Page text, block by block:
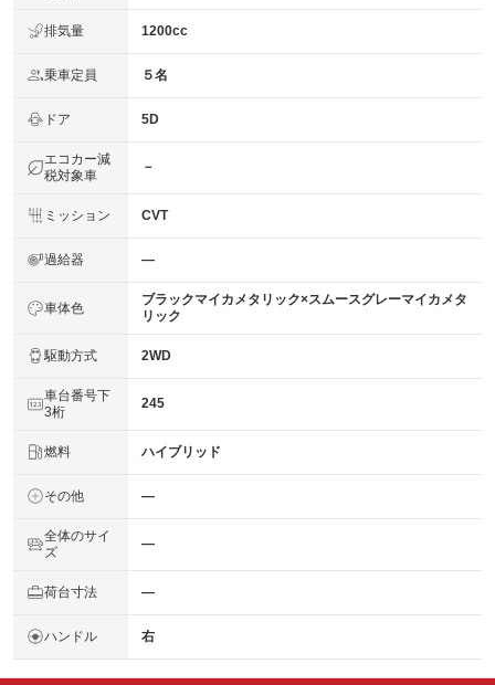
排気量 1200cc
乗車定員 ５名
ドア 5D
エコカー減
税対象車
－
ミッション CVT
過給器 ―
車体色
ブラックマイカメタリック×スムースグレーマイカメタ
リック
駆動方式 2WD
車台番号下
3桁
245
燃料 ハイブリッド
その他 ―
全体のサイ
ズ
―
荷台寸法 ―
ハンドル 右